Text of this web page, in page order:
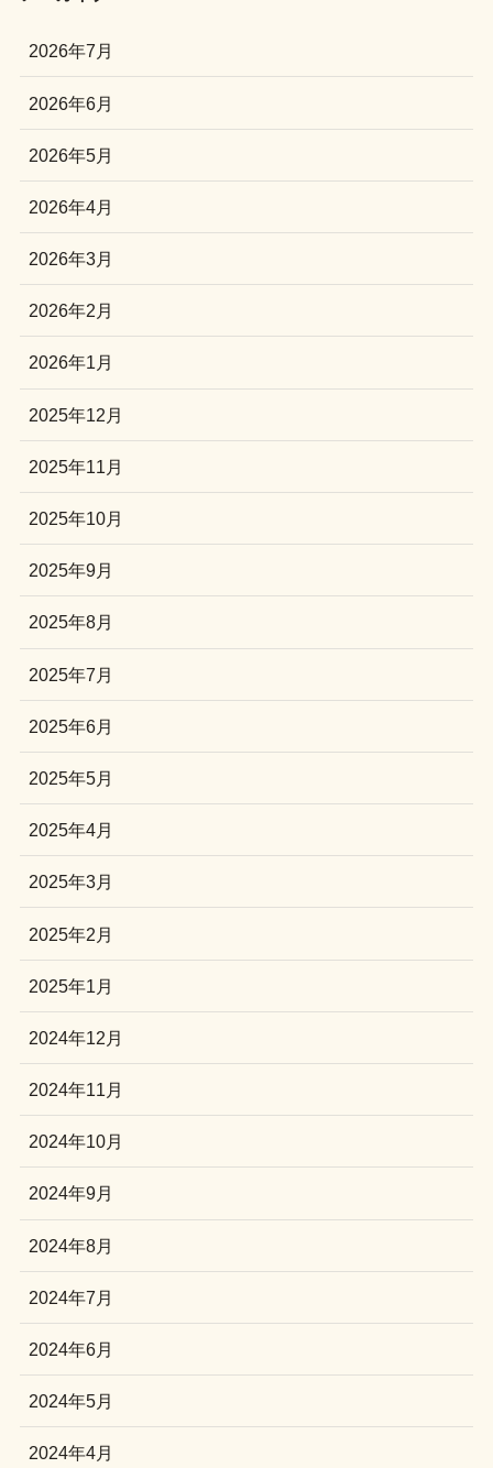
2026年7月
2026年6月
2026年5月
2026年4月
2026年3月
2026年2月
2026年1月
2025年12月
2025年11月
2025年10月
2025年9月
2025年8月
2025年7月
2025年6月
2025年5月
2025年4月
2025年3月
2025年2月
2025年1月
2024年12月
2024年11月
2024年10月
2024年9月
2024年8月
2024年7月
2024年6月
2024年5月
2024年4月